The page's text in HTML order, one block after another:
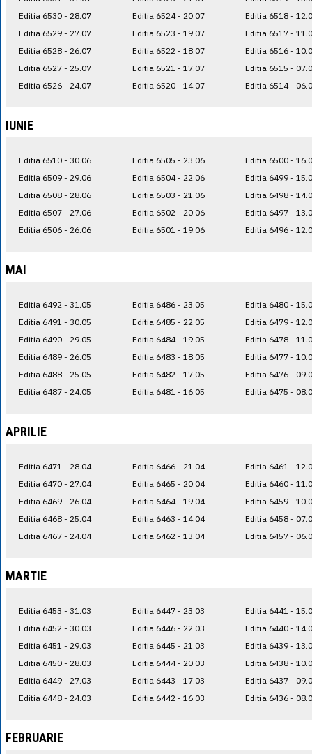
Editia 6530 - 28.07
Editia 6529 - 27.07
Editia 6528 - 26.07
Editia 6527 - 25.07
Editia 6526 - 24.07
Editia 6524 - 20.07
Editia 6523 - 19.07
Editia 6522 - 18.07
Editia 6521 - 17.07
Editia 6520 - 14.07
Editia 6518 -
Editia 6517 -
Editia 6516 -
Editia 6515 -
Editia 6514 -
IUNIE
Editia 6510 - 30.06
Editia 6509 - 29.06
Editia 6508 - 28.06
Editia 6507 - 27.06
Editia 6506 - 26.06
Editia 6505 - 23.06
Editia 6504 - 22.06
Editia 6503 - 21.06
Editia 6502 - 20.06
Editia 6501 - 19.06
Editia 6500 -
Editia 6499 -
Editia 6498 -
Editia 6497 -
Editia 6496 -
MAI
Editia 6492 - 31.05
Editia 6491 - 30.05
Editia 6490 - 29.05
Editia 6489 - 26.05
Editia 6488 - 25.05
Editia 6487 - 24.05
Editia 6486 - 23.05
Editia 6485 - 22.05
Editia 6484 - 19.05
Editia 6483 - 18.05
Editia 6482 - 17.05
Editia 6481 - 16.05
Editia 6480 -
Editia 6479 -
Editia 6478 -
Editia 6477 -
Editia 6476 -
Editia 6475 -
APRILIE
Editia 6471 - 28.04
Editia 6470 - 27.04
Editia 6469 - 26.04
Editia 6468 - 25.04
Editia 6467 - 24.04
Editia 6466 - 21.04
Editia 6465 - 20.04
Editia 6464 - 19.04
Editia 6463 - 14.04
Editia 6462 - 13.04
Editia 6461 -
Editia 6460 -
Editia 6459 -
Editia 6458 -
Editia 6457 -
MARTIE
Editia 6453 - 31.03
Editia 6452 - 30.03
Editia 6451 - 29.03
Editia 6450 - 28.03
Editia 6449 - 27.03
Editia 6448 - 24.03
Editia 6447 - 23.03
Editia 6446 - 22.03
Editia 6445 - 21.03
Editia 6444 - 20.03
Editia 6443 - 17.03
Editia 6442 - 16.03
Editia 6441 -
Editia 6440 -
Editia 6439 -
Editia 6438 -
Editia 6437 -
Editia 6436 -
FEBRUARIE